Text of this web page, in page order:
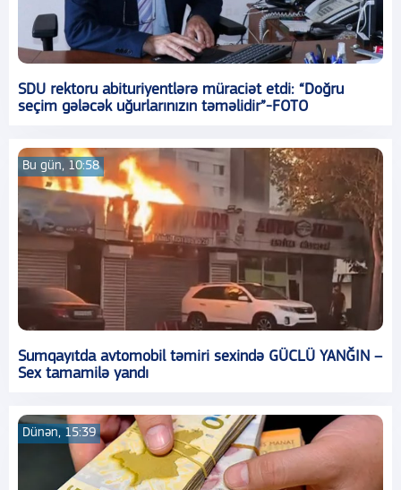
SDU rektoru abituriyentlərə müraciət etdi: “Doğru
seçim gələcək uğurlarınızın təməlidir”-FOTO
Bu gün, 10:58
Sumqayıtda avtomobil təmiri sexində GÜCLÜ YANĞIN –
Sex tamamilə yandı
Dünən, 15:39